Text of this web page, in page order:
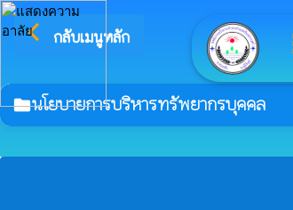
arrow_back_ios กลับเมนูหลัก
folderนโยบายการบริหารทรัพยากรบุคคล